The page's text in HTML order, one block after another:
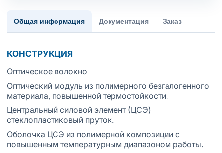
Общая информация Документация Заказ
КОНСТРУКЦИЯ
Оптическое волокно
Оптический модуль из полимерного безгалогенного
материала, повышенной термостойкости.
Центральный силовой элемент (ЦСЭ)
стеклопластиковый пруток.
Оболочка ЦСЭ из полимерной композиции с
повышенным температурным диапазоном работы.